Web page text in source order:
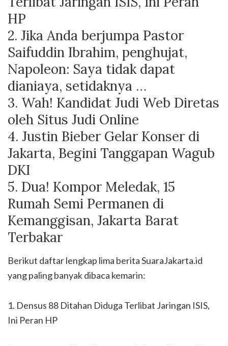
HP
2. Jika Anda berjumpa Pastor
Saifuddin Ibrahim, penghujat,
Napoleon: Saya tidak dapat
dianiaya, setidaknya …
3. Wah! Kandidat Judi Web Diretas
oleh Situs Judi Online
4. Justin Bieber Gelar Konser di
Jakarta, Begini Tanggapan Wagub
DKI
5. Dua! Kompor Meledak, 15
Rumah Semi Permanen di
Kemanggisan, Jakarta Barat
Terbakar
Berikut daftar lengkap lima berita SuaraJakarta.id
yang paling banyak dibaca kemarin:
1. Densus 88 Ditahan Diduga Terlibat Jaringan ISIS,
Ini Peran HP